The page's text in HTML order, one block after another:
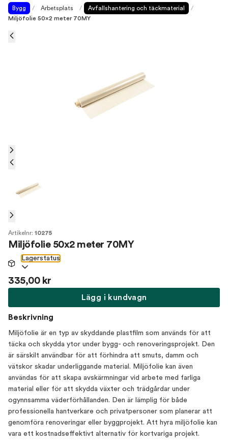
Bygg / Arbetsplats / Avfallshantering och täckmaterial
/
Miljöfolie 50x2 meter 70MY
Artikelnr: 10275
Miljöfolie 50x2 meter 70MY
Lagerstatus
335,00 kr
Lägg i kundvagn
Beskrivning
Miljöfolie är en typ av skyddande plastfilm som används för att
täcka och skydda ytor under bygg- och renoveringsprojekt. Den
är särskilt användbar för att förhindra att smuts, damm och
vätskor skadar underliggande material. Miljöfolie kan även
användas för att skapa avskärmningar vid arbete med farliga
material eller för att skydda växter och trädgårdar under
ogynnsamma väderförhållanden. Den är lämplig för både
professionella hantverkare och privatpersoner som planerar att
genomföra renoveringar eller byggprojekt. Att hyra miljöfolie kan
vara ett kostnadseffektivt alternativ för kortvariga projekt.